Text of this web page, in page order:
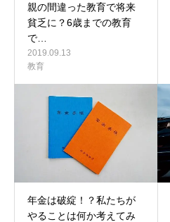
親の間違った教育で将来
貧乏に？6歳までの教育
で…
2019.09.13
教育
年金は破綻！？私たちが
やることは何か考えてみ